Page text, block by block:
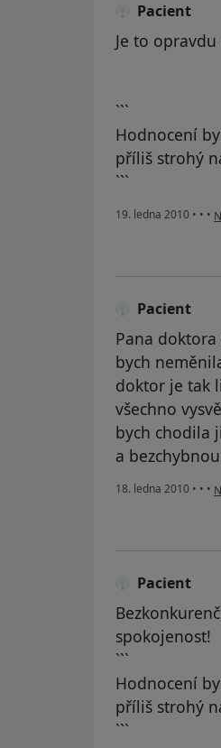
Pacient
Je to
```
Hodnocení
příliš strohý
```
19. ledna 2010 • • •
Pacient
Pana
bych
doktor je tak
všechno
bych chodila
a
18. ledna 2010 • • •
Pacient
spokojenost!
```
Hodnocení
příliš strohý
```